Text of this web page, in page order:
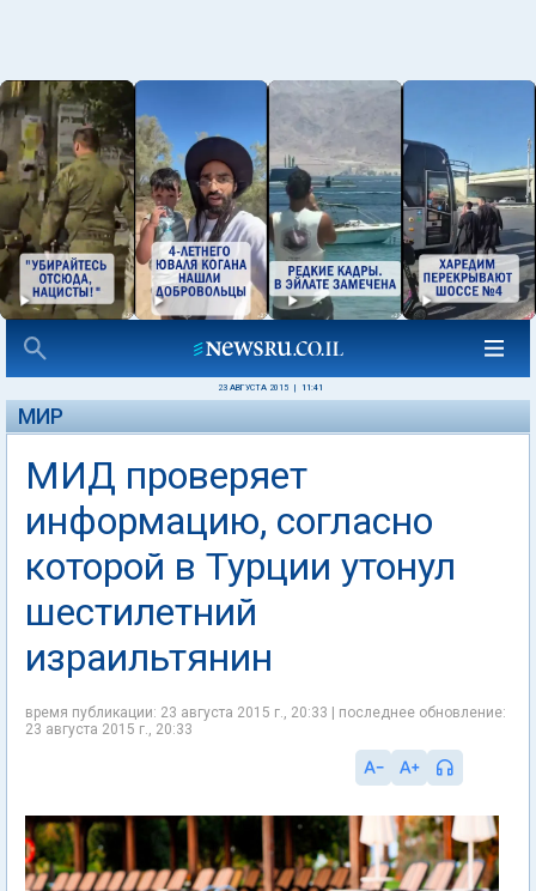
23 АВГУСТА 2015 11:41
МИР
МИД проверяет
информацию, согласно
которой в Турции утонул
шестилетний
израильтянин
время публикации: 23 августа 2015 г., 20:33 | последнее обновление:
23 августа 2015 г., 20:33